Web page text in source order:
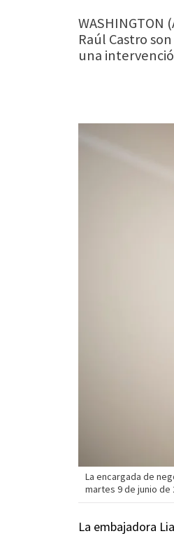
Raúl Castro
una
La encargada de
martes 9 de junio de
La embajadora